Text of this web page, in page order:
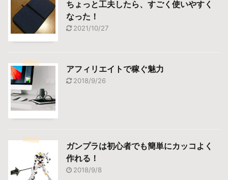
ちょっと工夫したら、すごく使いやすく
なった！
2021/10/27
アフィリエイトで稼ぐ魅力
2018/9/26
ガンプラは初心者でも簡単にカッコよく
作れる！
2018/9/8